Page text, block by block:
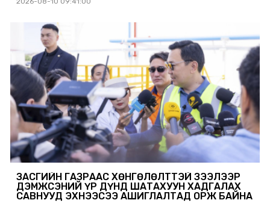
ЗАСГИЙН ГАЗРААС ХӨНГӨЛӨЛТТЭЙ ЗЭЭЛЭЭР
ДЭМЖСЭНИЙ ҮР ДҮНД ШАТАХУУН ХАДГАЛАХ
САВНУУД ЭХНЭЭСЭЭ АШИГЛАЛТАД ОРЖ БАЙНА